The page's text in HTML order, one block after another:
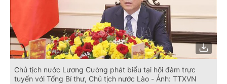
Chủ tịch nước Lương Cường phát biểu tại hội đàm trực
tuyến với Tổng Bí thư, Chủ tịch nước Lào - Ảnh: TTXVN